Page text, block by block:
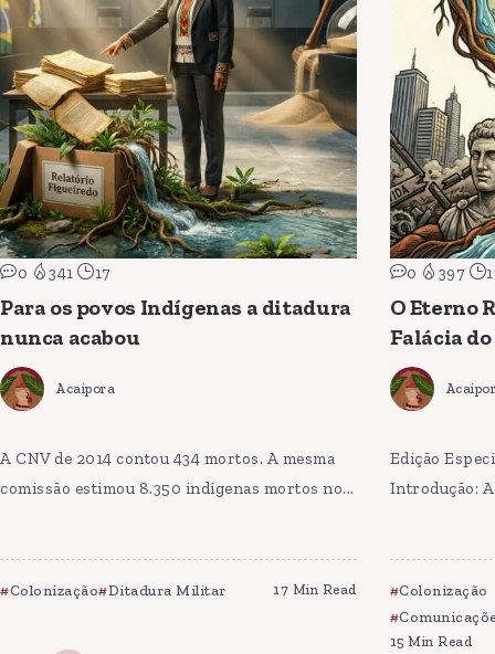
0 341 17
Para os povos Indígenas a ditadura
nunca acabou
Acaipora
A CNV de 2014 contou 434 mortos. A mesma
comissão estimou 8.350 indígenas mortos no...
Colonização Ditadura Militar 17 Min Read
0 397
O Eterno
Falácia
Edição
Introdução:
Colonização
15 Min Read